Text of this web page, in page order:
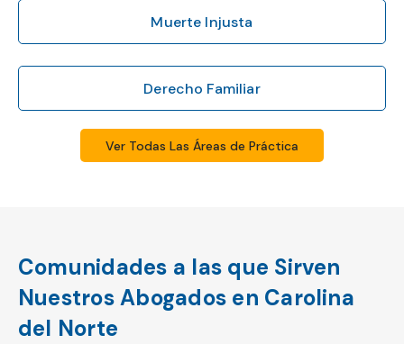
Muerte Injusta
Derecho Familiar
Ver Todas Las Áreas de Práctica
Comunidades a las que Sirven
Nuestros Abogados en Carolina
del Norte